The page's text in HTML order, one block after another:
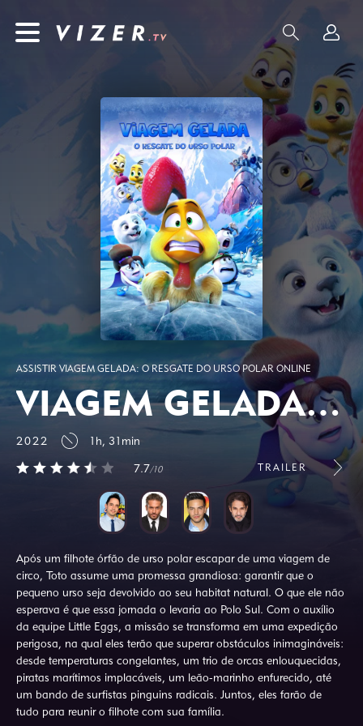
ASSISTIR VIAGEM GELADA: O RESGATE DO URSO POLAR ONLINE
VIAGEM GELADA: O RESGATE DO URSO POLAR
2022 1h, 31min
7.7/10 TRAILER
Após um filhote órfão de urso polar escapar de uma viagem de
circo, Toto assume uma promessa grandiosa: garantir que o
pequeno urso seja devolvido ao seu habitat natural. O que ele não
esperava é que essa jornada o levaria ao Polo Sul. Com o auxílio
da equipe Little Eggs, a missão se transforma em uma expedição
perigosa, na qual eles terão que superar obstáculos inimagináveis:
desde temperaturas congelantes, um trio de orcas enlouquecidas,
piratas marítimos implacáveis, um leão-marinho enfurecido, até
um bando de surfistas pinguins radicais. Juntos, eles farão de
tudo para reunir o filhote com sua família.